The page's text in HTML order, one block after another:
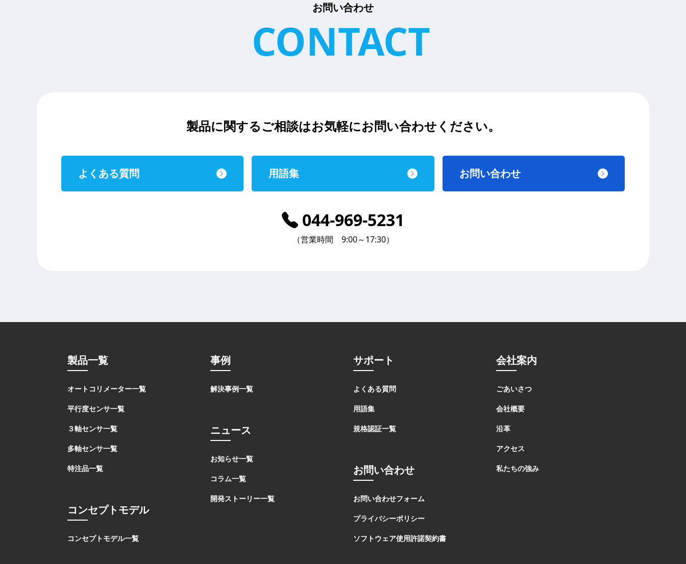
お問い合わせ
CONTACT
製品に関するご相談はお気軽にお問い合わせください。
よくある質問 用語集 お問い合わせ
044-969-5231
（営業時間 9:00～17:30）
製品一覧
オートコリメーター一覧
平行度センサ一覧
３軸センサ一覧
多軸センサ一覧
特注品一覧
コンセプトモデル
コンセプトモデル一覧
事例
解決事例一覧
ニュース
お知らせ一覧
コラム一覧
開発ストーリー一覧
サポート
よくある質問
用語集
規格認証一覧
お問い合わせ
お問い合わせフォーム
プライバシーポリシー
ソフトウェア使用許諾契約書
会社案内
ごあいさつ
会社概要
沿革
アクセス
私たちの強み